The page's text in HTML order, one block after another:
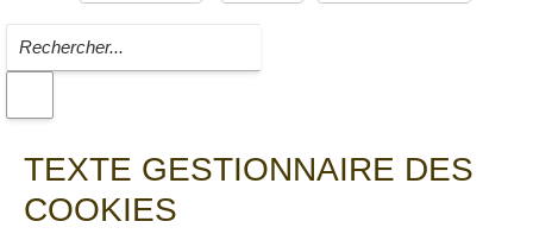
TEXTE GESTIONNAIRE DES
COOKIES